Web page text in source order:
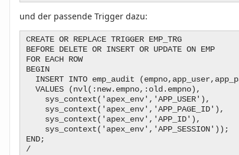
und der passende Trigger dazu:
CREATE OR REPLACE TRIGGER EMP_TRG
BEFORE DELETE OR INSERT OR UPDATE ON EMP
FOR EACH ROW
BEGIN
INSERT INTO emp_audit
VALUES (nvl(:new.empno,:old.empno),
sys_context('apex_env','APP_USER'),
sys_context('apex_env','APP_PAGE_ID'),
sys_context('apex_env','APP_ID'),
sys_context('apex_env','APP_SESSION'));
END;
/